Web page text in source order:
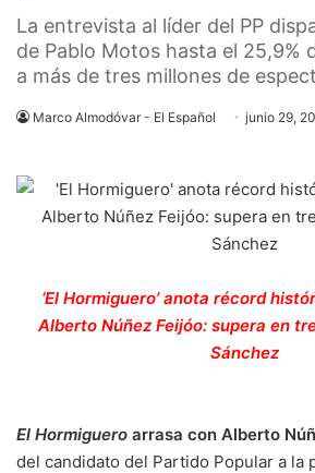
La entrevista al líder del PP
de Pablo Motos hasta el 25,9%
a más de tres millones de
Marco Almodóvar - El Español junio 29,
‘El Hormiguero’ anota récord
Alberto Núñez Feijóo: supera en
Sánchez
El Hormiguero arrasa con Alberto
del candidato del Partido Popular a la